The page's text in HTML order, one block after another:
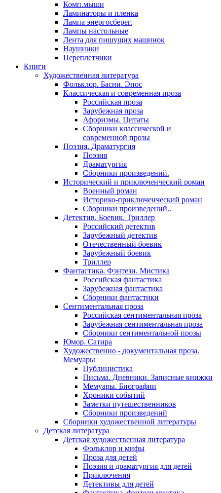
Комп.мыши
Ламинаторы и пленка
Лампа энергосберег.
Лампы настольные
Лента для пишущих машинок
Наушники
Переплетчики
Книги
Художественная литература
Фольклор. Басни. Эпос
Классическая и современная проза
Российская проза
Зарубежная проза
Афоризмы. Цитаты
Сборники классической и
современной прозы
Поэзия. Драматургия
Поэзия
Драматургия
Сборники произведений.
Исторический и приключенческий роман
Военный роман
Историко-приключенческий роман
Сборники произведений..
Детектив. Боевик. Триллер
Российский детектив
Зарубежный детектив
Отечественный боевик
Зарубежный боевик
Триллер
Фантастика. Фэнтези. Мистика
Российская фантастика
Зарубежная фантастика
Сборники фантастики
Сентиментальная проза
Российская сентиментальная проза
Зарубежная сентиментальная проза
Сборники сентиментальной прозы
Юмор. Сатира
Художественно - документальная проза.
Мемуары
Публицистика
Письма. Дневники. Записные книжки
Мемуары. Биографии
Хроники событий
Заметки путешественников
Сборники произведений
Сборники художественной литературы
Детская литература
Детская художественная литература
Фольклор и мифы
Проза для детей
Поэзия и драматургия для детей
Приключения
Детективы для детей